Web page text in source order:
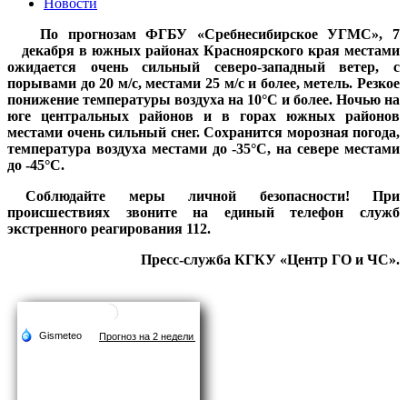
Новости
По прогнозам ФГБУ «Сребнесибирское УГМС», 7
декабря в южных районах Красноярского края местами
ожидается очень сильный северо-западный ветер, с
порывами до 20 м/с, местами 25 м/с и более, метель. Резкое
понижение температуры воздуха на 10°С и более. Ночью на
юге центральных районов и в горах южных районов
местами очень сильный снег. Сохранится морозная погода,
температура воздуха местами до -35°С, на севере местами
до -45°С.
Соблюдайте меры личной безопасности! При
происшествиях звоните на единый телефон служб
экстренного реагирования 112.
Пресс-служба КГКУ «Центр ГО и ЧС».